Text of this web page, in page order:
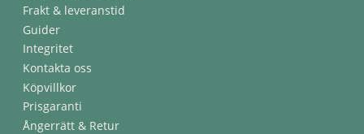
Frakt & leveranstid
Guider
Integritet
Kontakta oss
Köpvillkor
Prisgaranti
Ångerrätt & Retur